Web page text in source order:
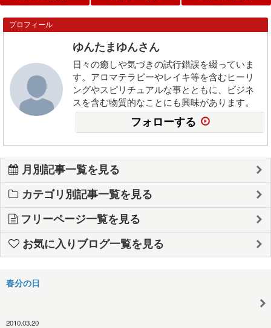
プロフィール
ゆんたまゆんさん
日々の癒しや気づきの試行錯誤を綴っていま
す。アロマテラピーやレイキ等を含むヒーリ
ングやスピリチュアルな事とともに、ビジネ
スを含む物質的なことにも興味があります。
フォローする
月別記事一覧を見る
カテゴリ別記事一覧を見る
フリーページ一覧を見る
お気に入りブログ一覧を見る
春分の日
2010.03.20